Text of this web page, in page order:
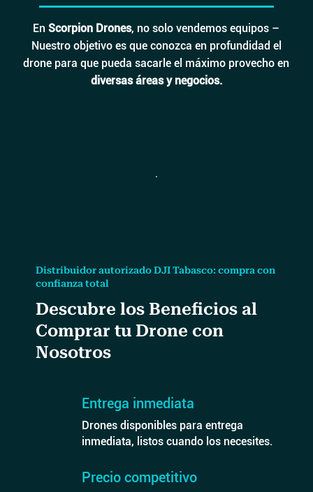
.
EnScorpion Drones, no solo vendemos equipos –
Nuestro objetivo es que conozca en profundidad el
drone para que pueda sacarle el máximo provecho en
diversas áreas y negocios.
Distribuidor autorizado DJI Tabasco: compra con
confianza total
Descubre los Beneficios al
Comprar tu Drone con
Nosotros
Entrega inmediata
Drones disponibles para entrega
inmediata, listos cuando los necesites.
Precio competitivo